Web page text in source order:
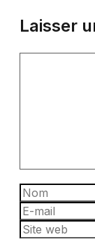
Laisser
Nom